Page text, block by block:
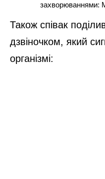
захворюваннями:
Також співак
дзвіночком, який
організмі: